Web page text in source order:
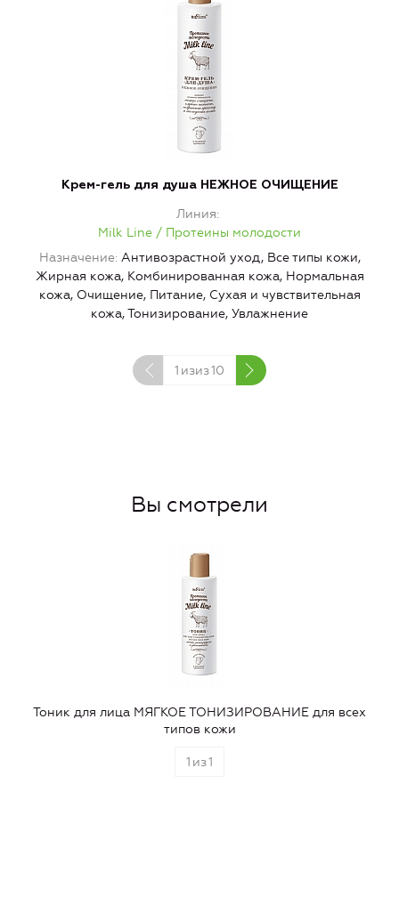
Крем-гель для душа НЕЖНОЕ ОЧИЩЕНИЕ
Линия
Milk Line / Протеины молодости
Назначение Антивозрастной уход, Все типы кожи,
Жирная кожа, Комбинированная кожа, Нормальная
кожа, Очищение, Питание, Сухая и чувствительная
кожа, Тонизирование, Увлажнение
1 изиз10
Вы смотрели
Тоник для лица МЯГКОЕ ТОНИЗИРОВАНИЕ для всех
типов кожи
1 из1